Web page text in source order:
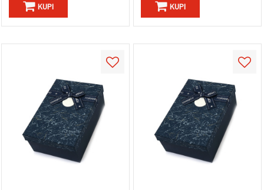
KUPI KUPI